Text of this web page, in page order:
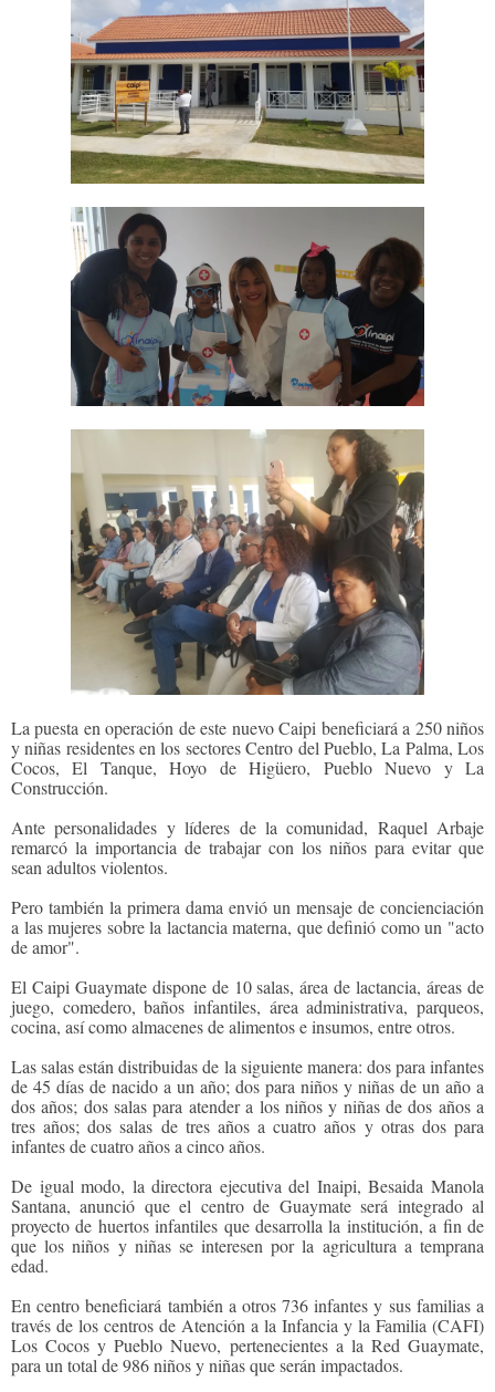
La puesta en operación de este nuevo Caipi beneficiará a 250 niños
y niñas residentes en los sectores Centro del Pueblo, La Palma, Los
Cocos, El Tanque, Hoyo de Higüero, Pueblo Nuevo y La
Construcción.
Ante personalidades y líderes de la comunidad, Raquel Arbaje
remarcó la importancia de trabajar con los niños para evitar que
sean adultos violentos.
Pero también la primera dama envió un mensaje de concienciación
a las mujeres sobre la lactancia materna, que definió como un "acto
de amor".
El Caipi Guaymate dispone de 10 salas, área de lactancia, áreas de
juego, comedero, baños infantiles, área administrativa, parqueos,
cocina, así como almacenes de alimentos e insumos, entre otros.
Las salas están distribuidas de la siguiente manera: dos para infantes
de 45 días de nacido a un año; dos para niños y niñas de un año a
dos años; dos salas para atender a los niños y niñas de dos años a
tres años; dos salas de tres años a cuatro años y otras dos para
infantes de cuatro años a cinco años.
De igual modo, la directora ejecutiva del Inaipi, Besaida Manola
Santana, anunció que el centro de Guaymate será integrado al
proyecto de huertos infantiles que desarrolla la institución, a fin de
que los niños y niñas se interesen por la agricultura a temprana
edad.
En centro beneficiará también a otros 736 infantes y sus familias a
través de los centros de Atención a la Infancia y la Familia (CAFI)
Los Cocos y Pueblo Nuevo, pertenecientes a la Red Guaymate,
para un total de 986 niños y niñas que serán impactados.